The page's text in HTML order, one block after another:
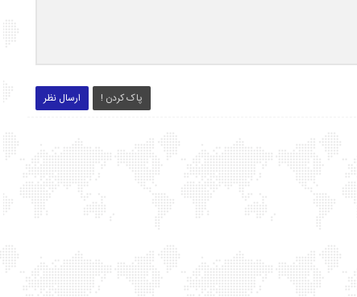
ارسال نظر پاک کردن !